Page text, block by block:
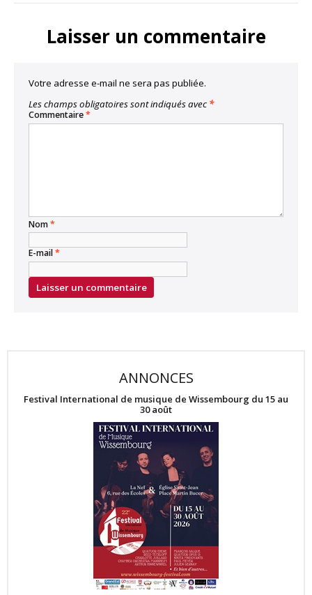
Laisser un commentaire
Votre adresse e-mail ne sera pas publiée.
Les champs obligatoires sont indiqués avec *
Commentaire*
Nom*
E-mail*
ANNONCES
Festival International de musique de Wissembourg du 15 au
30 août